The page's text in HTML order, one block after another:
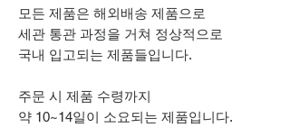
모든 제품은 해외배송 제품으로
세관 통관 과정을 거쳐 정상적으로
국내 입고되는 제품들입니다.
주문 시 제품 수령까지
약 10~14일이 소요되는 제품입니다.